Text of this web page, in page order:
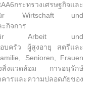
กระทรวงเศรษฐกิจและ
für Wirtschaft und
กิจการ
für Arbeit und
อบครัว ผู้สูงอายุ สตรีและ
Senioren, Frauen
สิ่งแวดล้อม การอนุรักษ์
ามปลอดภัยของ